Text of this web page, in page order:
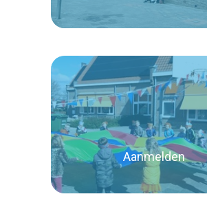
Lees verder
Aanmelden